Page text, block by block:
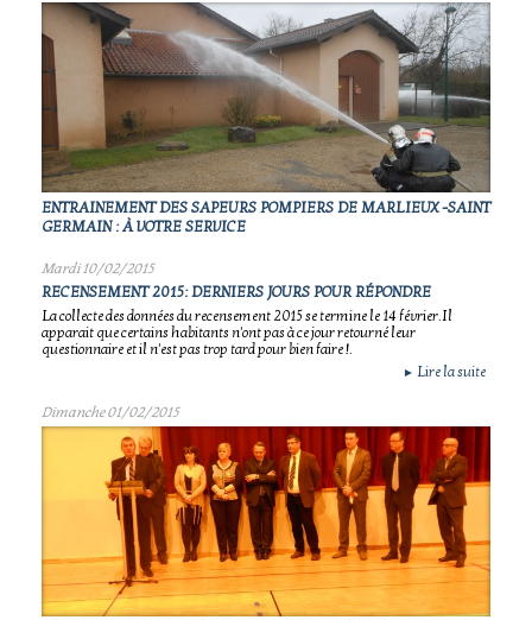
ENTRAINEMENT DES SAPEURS POMPIERS DE MARLIEUX -SAINT
GERMAIN : À VOTRE SERVICE
Mardi 10/02/2015
RECENSEMENT 2015: DERNIERS JOURS POUR RÉPONDRE
La collecte des données du recensement 2015 se termine le 14 février.Il
apparait que certains habitants n'ont pas à ce jour retourné leur
questionnaire et il n'est pas trop tard pour bien faire !.
► Lire la suite
Dimanche 01/02/2015